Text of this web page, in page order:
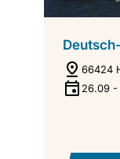
66424
26.09 -